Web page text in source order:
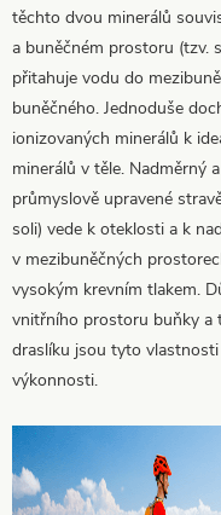
těchto dvou minerálů
a buněčném prostoru (tzv.
přitahuje vodu do
buněčného. Jednoduše
ionizovaných minerálů k
minerálů v těle. Nadměrný
průmyslově upravené
soli) vede k oteklosti a k
v mezibuněčných
vysokým krevním tlakem.
vnitřního prostoru buňky a
draslíku jsou tyto
výkonnosti.